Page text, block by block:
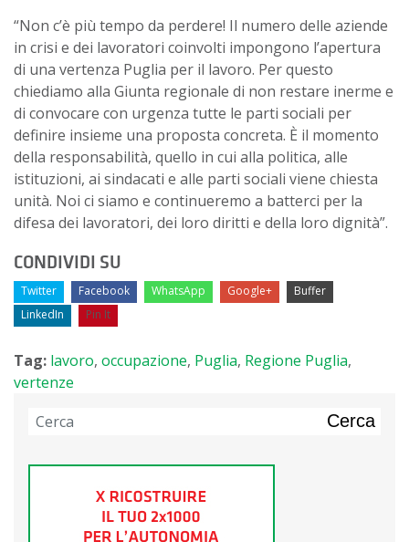
“Non c’è più tempo da perdere! Il numero delle aziende
in crisi e dei lavoratori coinvolti impongono l’apertura
di una vertenza Puglia per il lavoro. Per questo
chiediamo alla Giunta regionale di non restare inerme e
di convocare con urgenza tutte le parti sociali per
definire insieme una proposta concreta. È il momento
della responsabilità, quello in cui alla politica, alle
istituzioni, ai sindacati e alle parti sociali viene chiesta
unità. Noi ci siamo e continueremo a batterci per la
difesa dei lavoratori, dei loro diritti e della loro dignità”.
CONDIVIDI SU
Twitter Facebook WhatsApp Google+
Buffer
LinkedIn
Pin It
Tag: lavoro, occupazione, Puglia, Regione Puglia,
vertenze
Cerca